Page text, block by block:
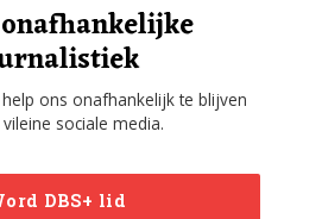
ons onafhankelijk te blijven
sociale media.
DBS+ lid